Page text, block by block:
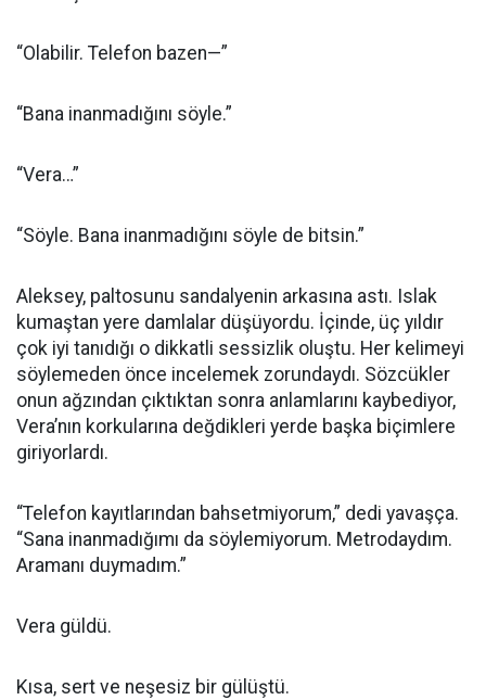
“Olabilir. Telefon bazen—”
“Bana inanmadığını söyle.”
“Vera…”
“Söyle. Bana inanmadığını söyle de bitsin.”
Aleksey, paltosunu sandalyenin arkasına astı. Islak
kumaştan yere damlalar düşüyordu. İçinde, üç yıldır
çok iyi tanıdığı o dikkatli sessizlik oluştu. Her kelimeyi
söylemeden önce incelemek zorundaydı. Sözcükler
onun ağzından çıktıktan sonra anlamlarını kaybediyor,
Vera’nın korkularına değdikleri yerde başka biçimlere
giriyorlardı.
“Telefon kayıtlarından bahsetmiyorum,” dedi yavaşça.
“Sana inanmadığımı da söylemiyorum. Metrodaydım.
Aramanı duymadım.”
Vera güldü.
Kısa, sert ve neşesiz bir gülüştü.